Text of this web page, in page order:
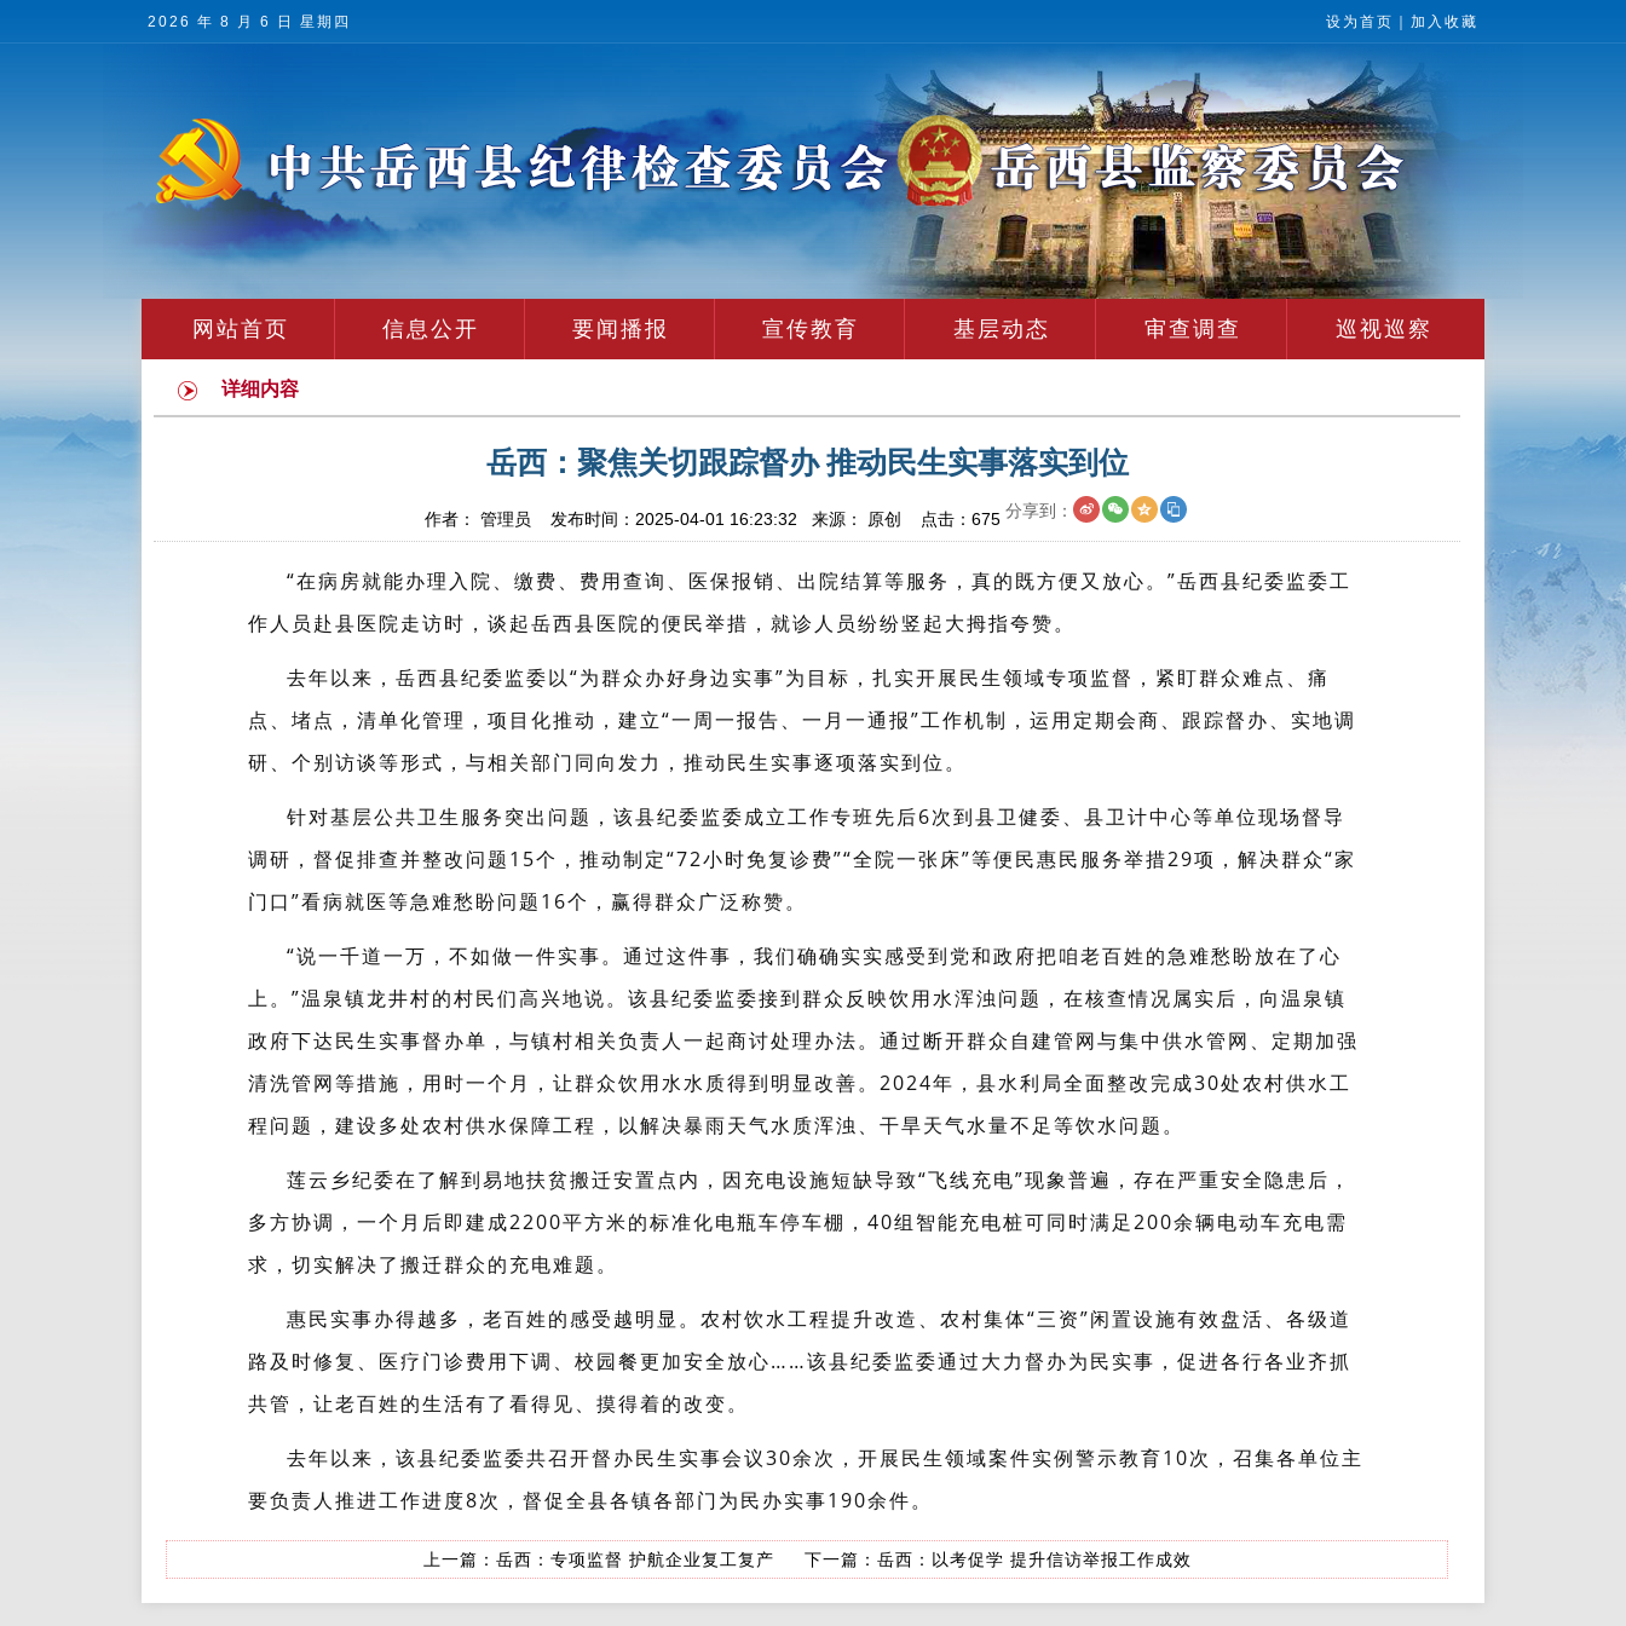
2026 年 8 月 6 日 星期四 设为首页 加入收藏
网站首页 信息公开 要闻播报 宣传教育 基层动态 审查调查 巡视巡察
详细内容
岳西：聚焦关切跟踪督办 推动民生实事落实到位
作者： 管理员 发布时间：2025-04-01 16:23:32 来源： 原创 点击： 675 分享到：
“在病房就能办理入院、缴费、费用查询、医保报销、出院结算等服务，真的既方便又放心。”岳西县纪委监委工
作人员赴县医院走访时，谈起岳西县医院的便民举措，就诊人员纷纷竖起大拇指夸赞。
去年以来，岳西县纪委监委以“为群众办好身边实事”为目标，扎实开展民生领域专项监督，紧盯群众难点、痛
点、堵点，清单化管理，项目化推动，建立“一周一报告、一月一通报”工作机制，运用定期会商、跟踪督办、实地调
研、个别访谈等形式，与相关部门同向发力，推动民生实事逐项落实到位。
针对基层公共卫生服务突出问题，该县纪委监委成立工作专班先后6次到县卫健委、县卫计中心等单位现场督导
调研，督促排查并整改问题15个，推动制定“72小时免复诊费”“全院一张床”等便民惠民服务举措29项，解决群众“家
门口”看病就医等急难愁盼问题16个，赢得群众广泛称赞。
“说一千道一万，不如做一件实事。通过这件事，我们确确实实感受到党和政府把咱老百姓的急难愁盼放在了心
上。”温泉镇龙井村的村民们高兴地说。该县纪委监委接到群众反映饮用水浑浊问题，在核查情况属实后，向温泉镇
政府下达民生实事督办单，与镇村相关负责人一起商讨处理办法。通过断开群众自建管网与集中供水管网、定期加强
清洗管网等措施，用时一个月，让群众饮用水水质得到明显改善。2024年，县水利局全面整改完成30处农村供水工
程问题，建设多处农村供水保障工程，以解决暴雨天气水质浑浊、干旱天气水量不足等饮水问题。
莲云乡纪委在了解到易地扶贫搬迁安置点内，因充电设施短缺导致“飞线充电”现象普遍，存在严重安全隐患后，
多方协调，一个月后即建成2200平方米的标准化电瓶车停车棚，40组智能充电桩可同时满足200余辆电动车充电需
求，切实解决了搬迁群众的充电难题。
惠民实事办得越多，老百姓的感受越明显。农村饮水工程提升改造、农村集体“三资”闲置设施有效盘活、各级道
路及时修复、医疗门诊费用下调、校园餐更加安全放心……该县纪委监委通过大力督办为民实事，促进各行各业齐抓
共管，让老百姓的生活有了看得见、摸得着的改变。
去年以来，该县纪委监委共召开督办民生实事会议30余次，开展民生领域案件实例警示教育10次，召集各单位主
要负责人推进工作进度8次，督促全县各镇各部门为民办实事190余件。
上一篇： 岳西：专项监督 护航企业复工复产 下一篇： 岳西：以考促学 提升信访举报工作成效